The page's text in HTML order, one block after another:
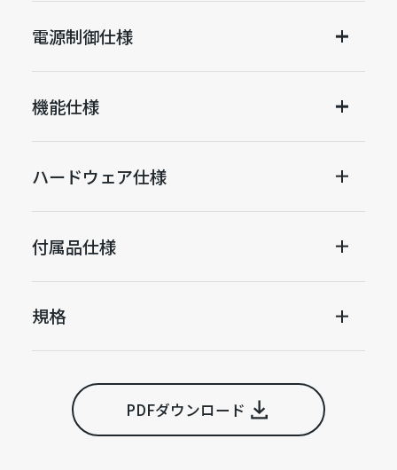
電源制御仕様
機能仕様
ハードウェア仕様
付属品仕様
規格
PDFダウンロード